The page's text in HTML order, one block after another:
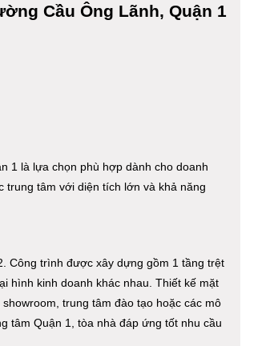
Cầu Ông Lãnh, Quận 1
1 là lựa chọn phù hợp dành cho doanh
trung tâm với diện tích lớn và khả năng
Công trình được xây dựng gồm 1 tầng trệt
hình kinh doanh khác nhau. Thiết kế mặt
trung tâm đào tạo hoặc các mô
tâm Quận 1, tòa nhà đáp ứng tốt nhu cầu